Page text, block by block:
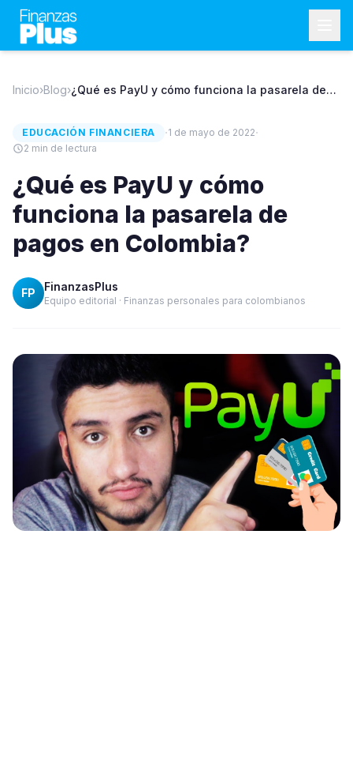
Inicio›Blog›¿Qué es PayU y cómo funciona la pasarela de
EDUCACIÓN FINANCIERA ·1 de mayo de 2022·
2 min de lectura
¿Qué es PayU y cómo
funciona la pasarela de
pagos en Colombia?
FP FinanzasPlus
Equipo editorial · Finanzas personales para colombianos